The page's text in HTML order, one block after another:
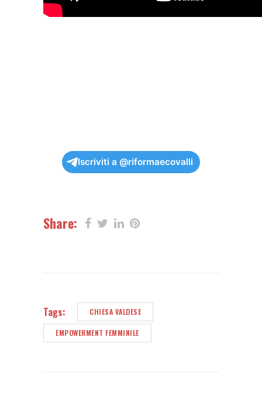
Iscriviti a @riformaecovalli
Share:
Tags: CHIESA VALDESE
EMPOWERMENT FEMMINILE